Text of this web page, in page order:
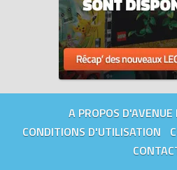
A PROPOS D'AVENUE
CONDITIONS D'UTILISATION